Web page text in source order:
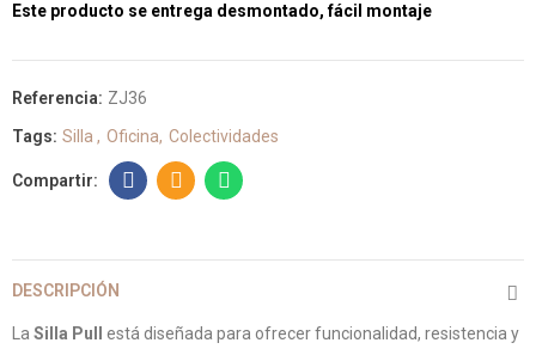
Este producto se entrega desmontado, fácil montaje
Referencia: ZJ36
Tags: Silla Oficina Colectividades
DESCRIPCIÓN
La Silla Pull
está diseñada para ofrecer funcionalidad, resistencia y